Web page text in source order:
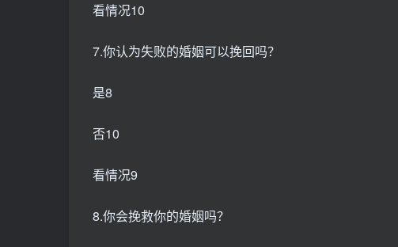
看情况10
7.你认为失败的婚姻可以挽回吗？
是8
否10
看情况9
8.你会挽救你的婚姻吗？